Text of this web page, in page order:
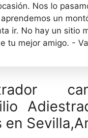
Nos lo
un
ir. No hay un sitio
tu mejor amigo. -
en